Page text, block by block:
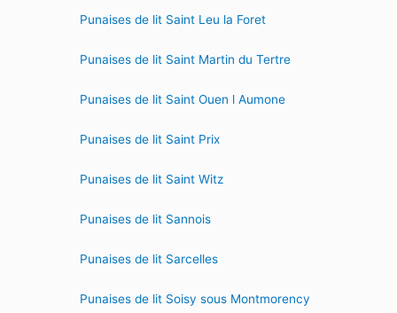
Punaises de lit Saint Leu la Foret
Punaises de lit Saint Martin du Tertre
Punaises de lit Saint Ouen l Aumone
Punaises de lit Saint Prix
Punaises de lit Saint Witz
Punaises de lit Sannois
Punaises de lit Sarcelles
Punaises de lit Soisy sous Montmorency